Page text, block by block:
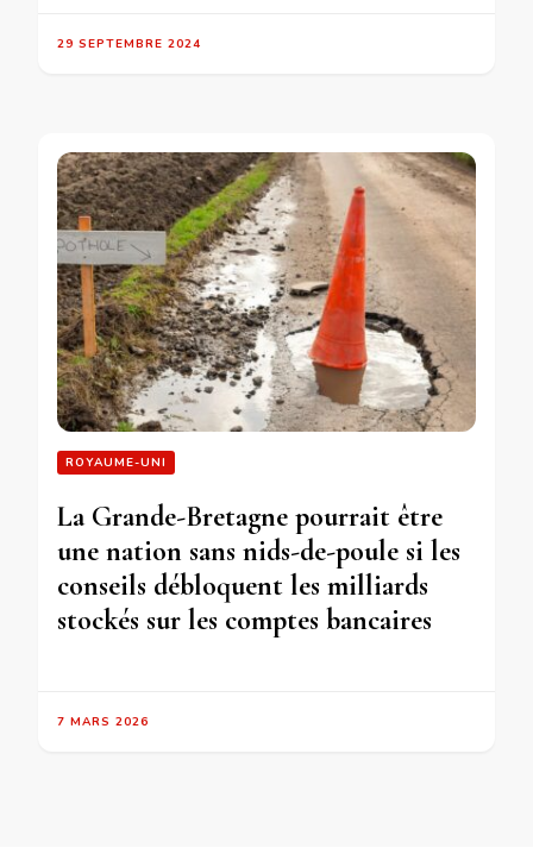
29 SEPTEMBRE 2024
ROYAUME-UNI
La Grande-Bretagne pourrait être
une nation sans nids-de-poule si les
conseils débloquent les milliards
stockés sur les comptes bancaires
7 MARS 2026